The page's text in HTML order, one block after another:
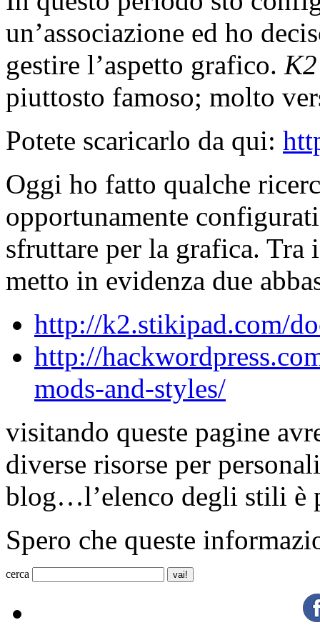
un’associazione ed ho
gestire l’aspetto grafico. K2
piuttosto famoso; molto
Potete scaricarlo da qui:
Oggi ho fatto qualche
opportunamente
sfruttare per la grafica.
metto in evidenza due
http://k2.stikipad.com/
http://
mods-and-styles/
visitando queste pagine
diverse risorse per
blog…l’elenco degli stili è
Spero che queste
cerca